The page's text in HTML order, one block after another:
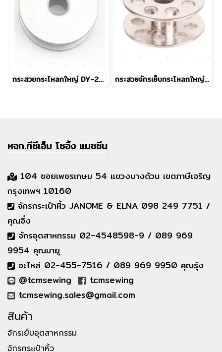
กระสวยกระโหลกใหญ่ DY-201 18034 แบบอลูมิเนียม กระสวยจักรเย็บกระโหลกใหญ่ 201 (MGP) Grade A
หจก.ทีซีเอ็มโซอิ้ง แมชชีน
104 ซอยเพชรเกษม 54 แขวงบางด้วน เขตภาษีเจริญ
กรุงเทพฯ 10160
จักรกระเป๋าหิ้ว JANOME & ELNA 098 249 7751 /
คุณอิ๋ง
จักรอุตสาหกรรม 02-4548598-9 / 089 969
9954 คุณมายู
อะไหล่ 02-455-7516 / 089 969 9950 คุณรุ้ง
@tcmsewing
tcmsewing
tcmsewing.sales@gmail.com
สินค้า
จักรเย็บอุตสาหกรรม
จักรกระเป๋าหิ้ว